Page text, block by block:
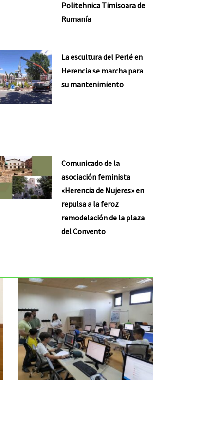
Politehnica Timisoara de
Rumanía
La escultura del Perlé en
Herencia se marcha para
su mantenimiento
Comunicado de la
asociación feminista
«Herencia de Mujeres» en
repulsa a la feroz
remodelación de la plaza
del Convento